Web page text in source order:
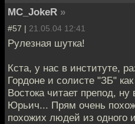
MC_JokeR »
#57 | 21.05.04 12:41
Рулезная шутка!
Кста, у нас в институте,
Гордоне и солисте "ЗБ"
Востока читает препод,
Юрьич... Прям очень
похожих людей из одного